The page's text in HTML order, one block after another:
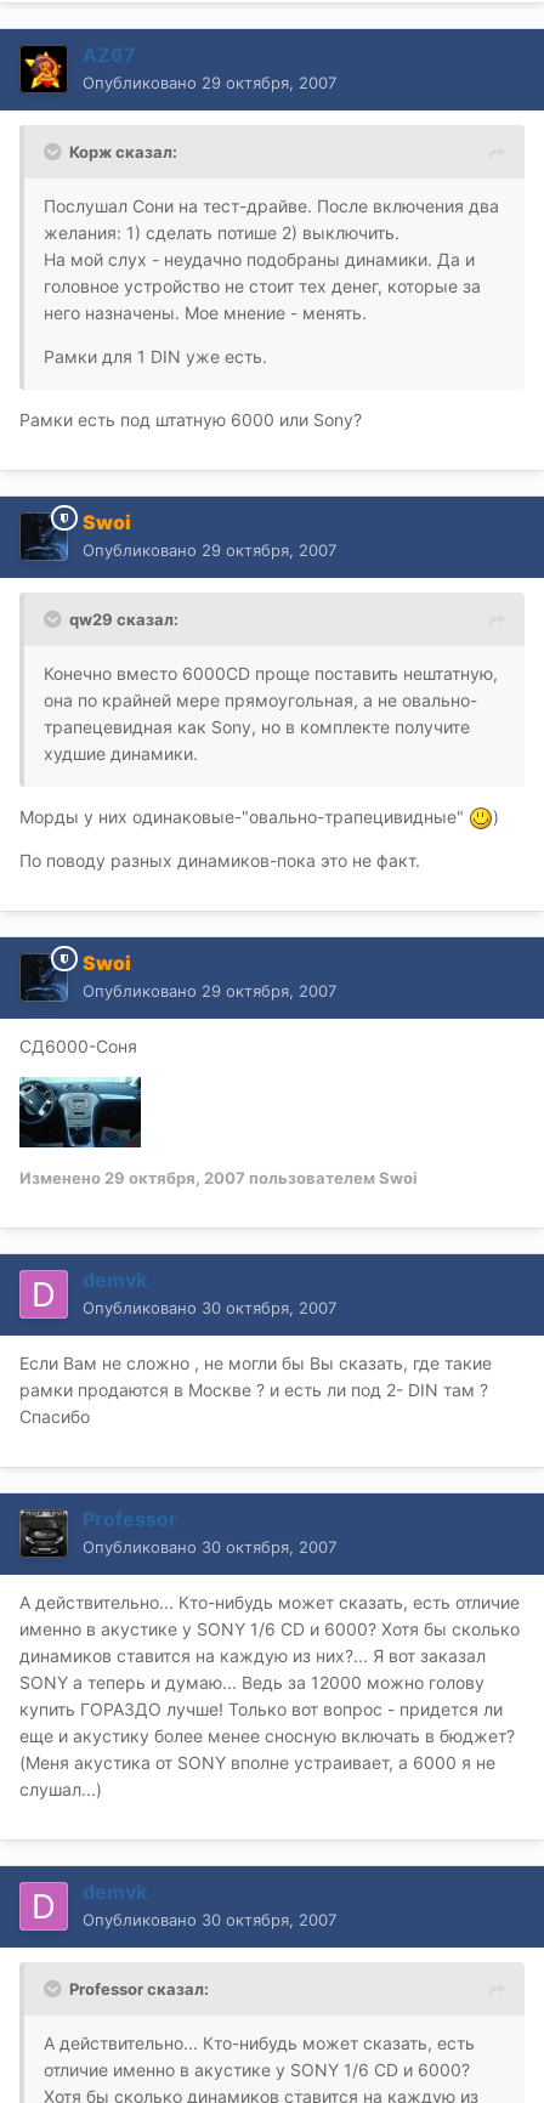
AZ67
Опубликовано 29 октября, 2007
Корж сказал:
Послушал Сони на тест-драйве. После включения два
желания: 1) сделать потише 2) выключить.
На мой слух - неудачно подобраны динамики. Да и
головное устройство не стоит тех денег, которые за
него назначены. Мое мнение - менять.
Рамки для 1 DIN уже есть.
Рамки есть под штатную 6000 или Sony?
Swoi
Опубликовано 29 октября, 2007
qw29 сказал:
Конечно вместо 6000CD проще поставить нештатную,
она по крайней мере прямоугольная, а не овально-
трапецевидная как Sony, но в комплекте получите
худшие динамики.
Морды у них одинаковые-"овально-трапецивидные" )
По поводу разных динамиков-пока это не факт.
Swoi
Опубликовано 29 октября, 2007
СД6000-Соня
Изменено 29 октября, 2007 пользователем Swoi
demvk
Опубликовано 30 октября, 2007
Если Вам не сложно , не могли бы Вы сказать, где такие
рамки продаются в Москве ? и есть ли под 2- DIN там ?
Спасибо
Professor
Опубликовано 30 октября, 2007
А действительно... Кто-нибудь может сказать, есть отличие
именно в акустике у SONY 1/6 CD и 6000? Хотя бы сколько
динамиков ставится на каждую из них?... Я вот заказал
SONY а теперь и думаю... Ведь за 12000 можно голову
купить ГОРАЗДО лучше! Только вот вопрос - придется ли
еще и акустику более менее сносную включать в бюджет?
(Меня акустика от SONY вполне устраивает, а 6000 я не
слушал...)
demvk
Опубликовано 30 октября, 2007
Professor сказал:
А действительно... Кто-нибудь может сказать, есть
отличие именно в акустике у SONY 1/6 CD и 6000?
Хотя бы сколько динамиков ставится на каждую из